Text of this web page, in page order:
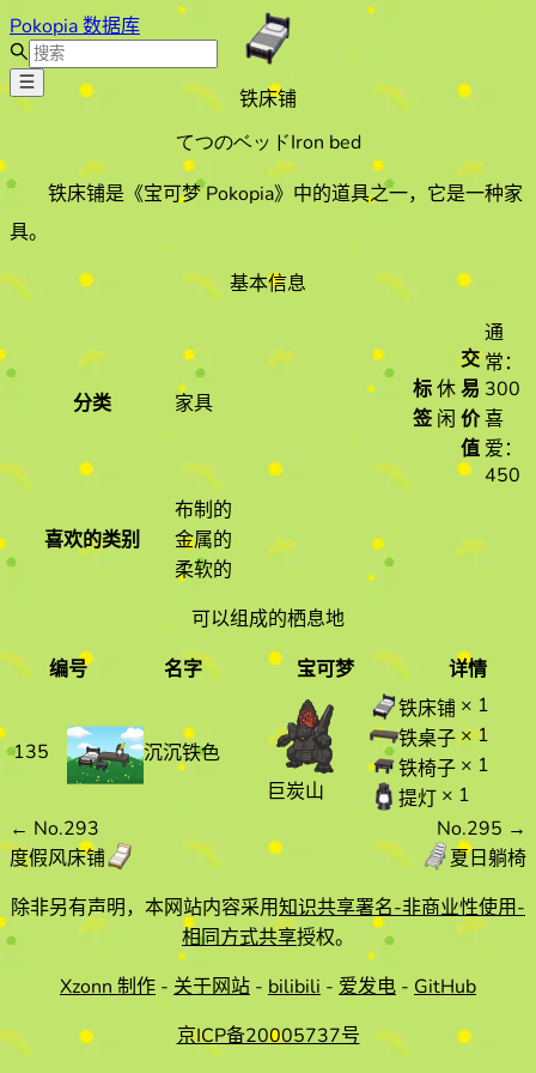
Pokopia 数据库
铁床铺
てつのベッドIron bed
铁床铺是《宝可梦 Pokopia》中的道具之一，它是一种家
具。
基本信息
分类 家具
标
签
休
闲
交
易
价
值
通
常：
300
喜
爱：
450
喜欢的类别
布制的
金属的
柔软的
可以组成的栖息地
编号
名字 宝可梦
详情
宝可梦
详情
135
沉沉铁色
巨炭山
铁床铺 × 1
铁桌子× 1
铁椅子 × 1
提灯 × 1
← No.293
度假风床铺
No.295 →
夏日躺椅
除非另有声明，本网站内容采用知识共享署名-非商业性使用-
相同方式共享授权。
Xzonn 制作 - 关于网站 - bilibili - 爱发电 - GitHub
京ICP备20005737号